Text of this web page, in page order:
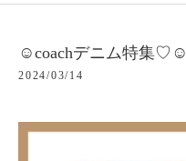
☺︎coachデニム特集♡☺︎
2024/03/14